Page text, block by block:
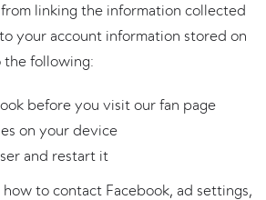
linking the information collected
your account information stored on
the following:
before you visit our fan page
on your device
and restart it
to contact Facebook, ad settings,